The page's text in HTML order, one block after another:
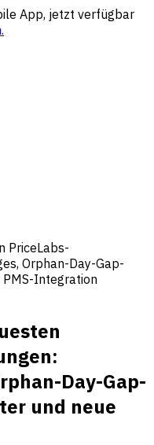
App, jetzt verfügbar
PriceLabs-
Orphan-Day-Gap-
Integration
Day-Gap-
und neue